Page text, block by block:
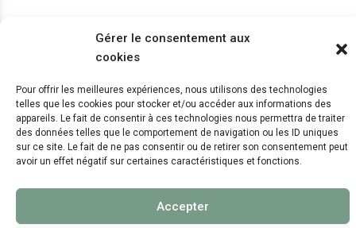
Gérer le consentement aux
cookies
Pour offrir les meilleures expériences, nous utilisons des technologies
telles que les cookies pour stocker et/ou accéder aux informations des
appareils. Le fait de consentir à ces technologies nous permettra de traiter
des données telles que le comportement de navigation ou les ID uniques
sur ce site. Le fait de ne pas consentir ou de retirer son consentement peut
avoir un effet négatif sur certaines caractéristiques et fonctions.
Accepter
© 2024 Copyright:CEPAM UMR7264, CNRS, CNRS
WebKit